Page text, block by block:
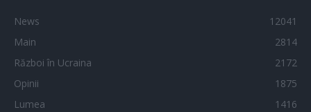
News
12041
Main
2814
Război în Ucraina
2172
Opinii
1875
Lumea
1416